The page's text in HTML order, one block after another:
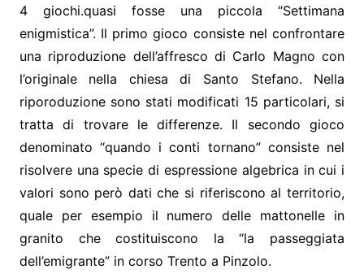
4 giochi.quasi fosse una piccola “Settimana
enigmistica”. Il primo gioco consiste nel confrontare
una riproduzione dell’affresco di Carlo Magno con
l’originale nella chiesa di Santo Stefano. Nella
riporoduzione sono stati modificati 15 particolari, si
tratta di trovare le differenze. Il secondo gioco
denominato “quando i conti tornano” consiste nel
risolvere una specie di espressione algebrica in cui i
valori sono però dati che si riferiscono al territorio,
quale per esempio il numero delle mattonelle in
granito che costituiscono la “la passeggiata
dell’emigrante” in corso Trento a Pinzolo.